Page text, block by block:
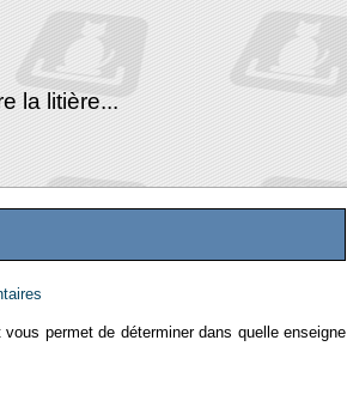
la litière...
vous permet de déterminer dans quelle enseigne